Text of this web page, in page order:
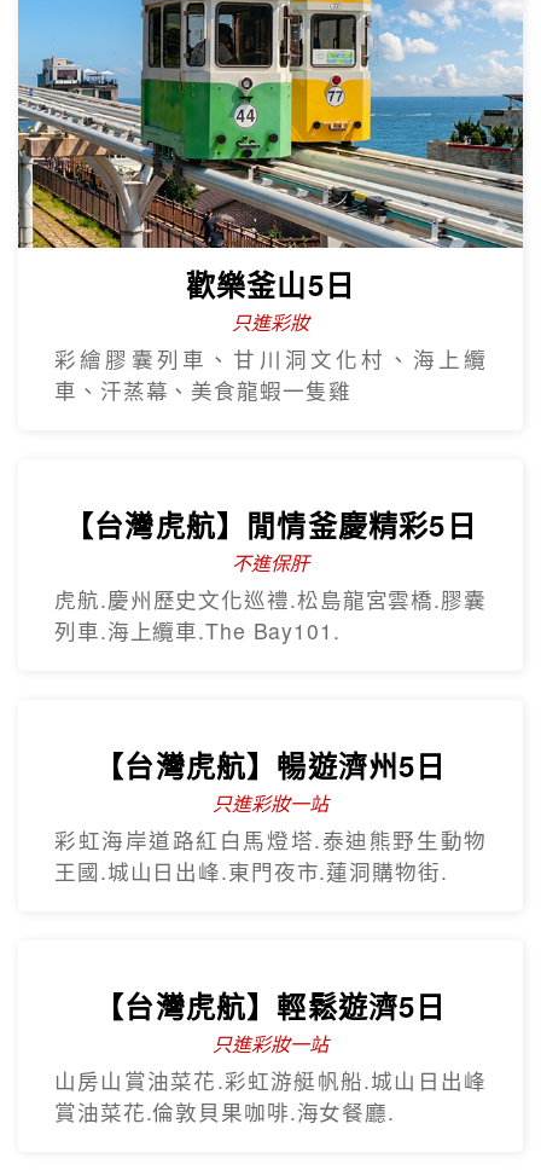
歡樂釜山5日
只進彩妝
彩繪膠囊列車、甘川洞文化村、海上纜
車、汗蒸幕、美食龍蝦一隻雞
【台灣虎航】閒情釜慶精彩5日
不進保肝
虎航.慶州歷史文化巡禮.松島龍宮雲橋.膠囊
列車.海上纜車.The Bay101.
【台灣虎航】暢遊濟州5日
只進彩妝一站
彩虹海岸道路紅白馬燈塔.泰迪熊野生動物
王國.城山日出峰.東門夜市.蓮洞購物街.
【台灣虎航】輕鬆遊濟5日
只進彩妝一站
山房山賞油菜花.彩虹游艇帆船.城山日出峰
賞油菜花.倫敦貝果咖啡.海女餐廳.